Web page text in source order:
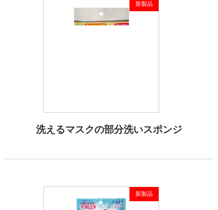
新製品
洗えるマスクの部分洗いスポンジ
新製品